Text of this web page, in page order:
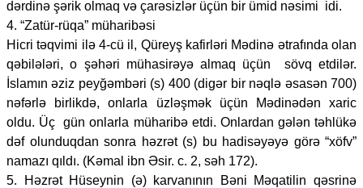
dərdinə şərik olmaq və çarəsizlər üçün bir ümid nəsimi idi.
4. “Zatür-rüqa” müharibəsi
Hicri təqvimi ilə 4-cü il, Qüreyş kafirləri Mədinə ətrafında olan
qəbilələri, o şəhəri mühasirəyə almaq üçün sövq etdilər.
İslamın əziz peyğəmbəri (s) 400 (digər bir nəqlə əsasən 700)
nəfərlə birlikdə, onlarla üzləşmək üçün Mədinədən xaric
oldu. Üç gün onlarla müharibə etdi. Onlardan gələn təhlükə
dəf olunduqdan sonra həzrət (s) bu hadisəyəyə görə “xöfv”
namazı qıldı. (Kəmal ibn Əsir. c. 2, səh 172).
5. Həzrət Hüseynin (ə) karvanının Bəni Məqatilin qəsrinə